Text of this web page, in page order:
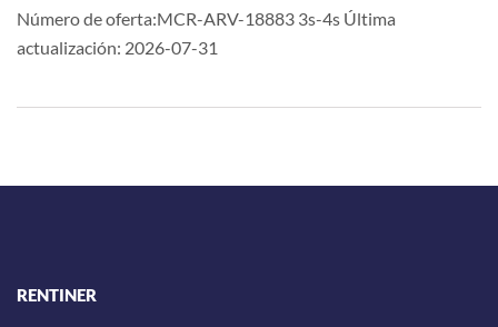
Número de oferta:MCR-ARV-18883 3s-4s Última
actualización: 2026-07-31
RENTINER